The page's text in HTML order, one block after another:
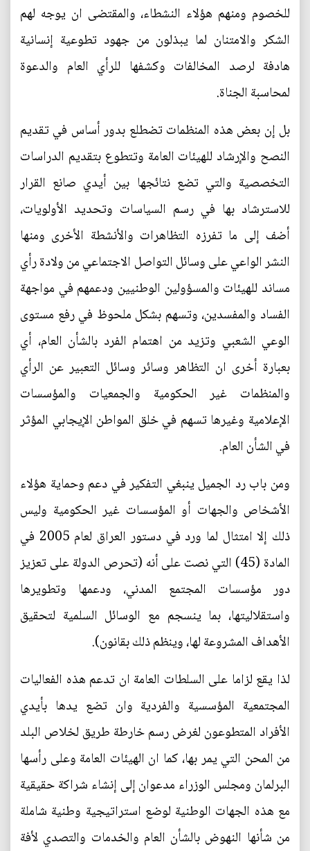
للخصوم ومنهم هؤلاء النشطاء، والمقتضى ان يوجه لهم
الشكر والامتنان لما يبذلون من جهود تطوعية إنسانية
هادفة لرصد المخالفات وكشفها للرأي العام والدعوة
لمحاسبة الجناة.
بل إن بعض هذه المنظمات تضطلع بدور أساس في تقديم
النصح والإرشاد للهيئات العامة وتتطوع بتقديم الدراسات
التخصصية والتي تضع نتائجها بين أيدي صانع القرار
للاسترشاد بها في رسم السياسات وتحديد الأولويات،
أضف إلى ما تفرزه التظاهرات والأنشطة الأخرى ومنها
النشر الواعي على وسائل التواصل الاجتماعي من ولادة رأي
مساند للهيئات والمسؤولين الوطنيين ودعمهم في مواجهة
الفساد والمفسدين، وتسهم بشكل ملحوظ في رفع مستوى
الوعي الشعبي وتزيد من اهتمام الفرد بالشأن العام، أي
بعبارة أخرى ان التظاهر وسائر وسائل التعبير عن الرأي
والمنظمات غير الحكومية والجمعيات والمؤسسات
الإعلامية وغيرها تسهم في خلق المواطن الإيجابي المؤثر
في الشأن العام.
ومن باب رد الجميل ينبغي التفكير في دعم وحماية هؤلاء
الأشخاص والجهات أو المؤسسات غير الحكومية وليس
ذلك إلا امتثال لما ورد في دستور العراق لعام 2005 في
المادة (45) التي نصت على أنه (تحرص الدولة على تعزيز
دور مؤسسات المجتمع المدني، ودعمها وتطويرها
واستقلاليتها، بما ينسجم مع الوسائل السلمية لتحقيق
الأهداف المشروعة لها، وينظم ذلك بقانون).
لذا يقع لزاما على السلطات العامة ان تدعم هذه الفعاليات
المجتمعية المؤسسية والفردية وان تضع يدها بأيدي
الأفراد المتطوعون لغرض رسم خارطة طريق لخلاص البلد
من المحن التي يمر بها، كما ان الهيئات العامة وعلى رأسها
البرلمان ومجلس الوزراء مدعوان إلى إنشاء شراكة حقيقية
مع هذه الجهات الوطنية لوضع استراتيجية وطنية شاملة
من شأنها النهوض بالشأن العام والخدمات والتصدي لأفة